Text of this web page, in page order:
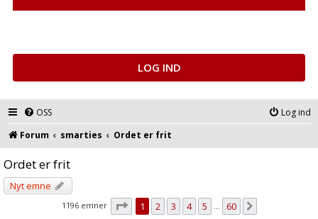
LOG IND
OSS
Log ind
Forum
smarties Ordet er frit
Ordet er frit
Nyt emne
1196 emner Side af 60
1 2 3 4 5 … 60